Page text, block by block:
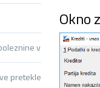
vse kar morate
preteklega leta
Okno